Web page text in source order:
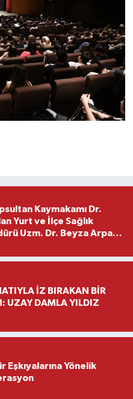
Kaymakamı Dr.
Yurt ve İlçe Sağlık
Uzm. Dr. Beyza Arpacı
İZ BIRAKAN BİR
UZAY DAMLA YILDIZ
Eşkıyalarına Yönelik